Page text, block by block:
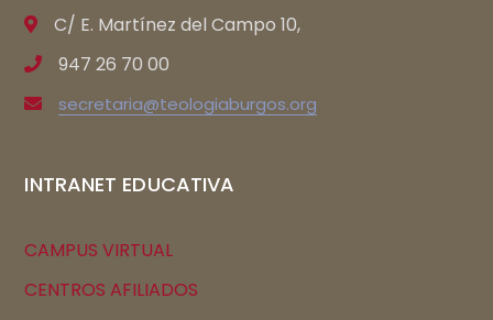
C/ E. Martínez del Campo 10,
947 26 70 00
secretaria@teologiaburgos.org
INTRANET EDUCATIVA
CAMPUS VIRTUAL
CENTROS AFILIADOS